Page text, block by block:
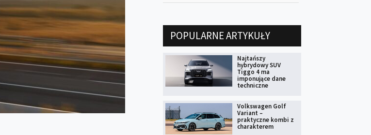
POPULARNE ARTYKUŁY
Najtańszy
hybrydowy SUV
Tiggo 4 ma
imponujące dane
techniczne
Volkswagen Golf
Variant –
praktyczne kombi z
charakterem